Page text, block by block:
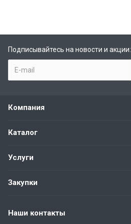
Подписывайтесь на новости и акции:
Компания
Каталог
Услуги
Закупки
Наши контакты